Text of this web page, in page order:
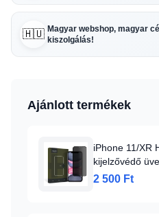
🇭🇺 Magyar webshop, magyar
kiszolgálás!
Ajánlott termékek
iPhone 11/XR
kijelzővédő
2 500 Ft